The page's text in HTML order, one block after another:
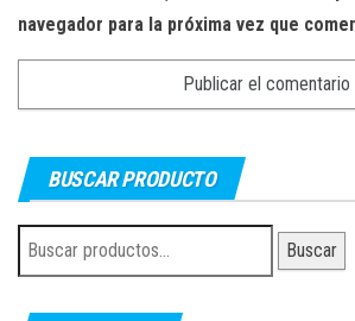
navegador para la próxima vez que
BUSCAR PRODUCTO
Buscar
por:
Buscar